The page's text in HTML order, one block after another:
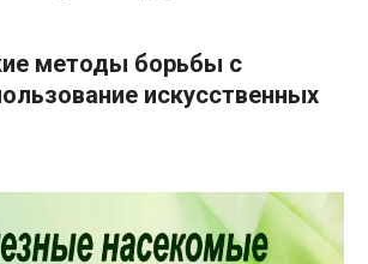
методы борьбы с
искусственных